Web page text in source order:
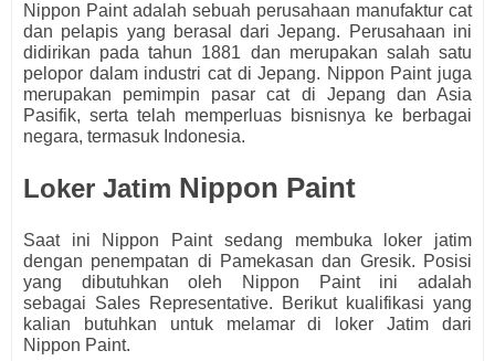
Nippon Paint adalah sebuah perusahaan manufaktur cat
dan pelapis yang berasal dari Jepang. Perusahaan ini
didirikan pada tahun 1881 dan merupakan salah satu
pelopor dalam industri cat di Jepang. Nippon Paint juga
merupakan pemimpin pasar cat di Jepang dan Asia
Pasifik, serta telah memperluas bisnisnya ke berbagai
negara, termasuk Indonesia.
Loker Jatim Nippon Paint
Saat ini Nippon Paint sedang membuka loker jatim
dengan penempatan di Pamekasan dan Gresik. Posisi
yang dibutuhkan oleh Nippon Paint ini adalah
sebagai Sales Representative.
Berikut kualifikasi yang
kalian butuhkan untuk melamar di loker Jatim dari
Nippon Paint.